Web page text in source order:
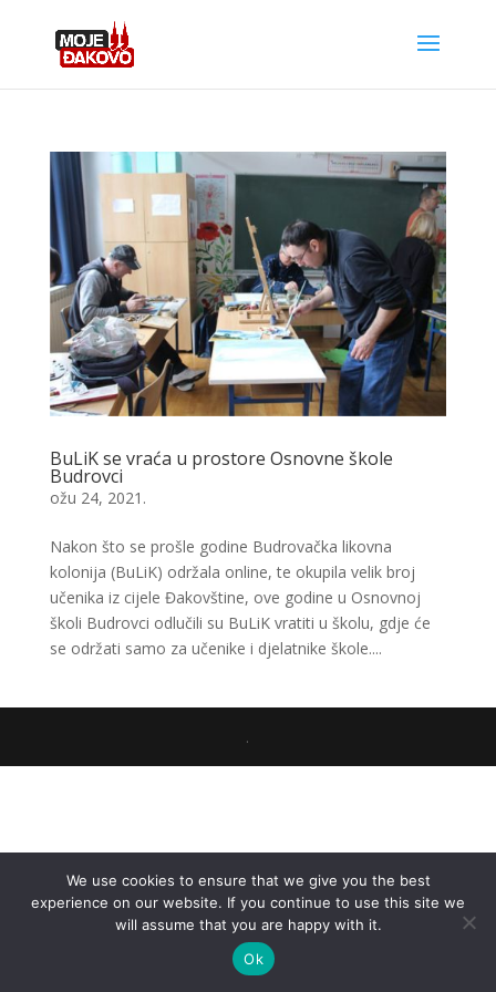
BuLiK se vraća u prostore Osnovne škole
Budrovci
ožu 24, 2021.
Nakon što se prošle godine Budrovačka likovna
kolonija (BuLiK) održala online, te okupila velik broj
učenika iz cijele Đakovštine, ove godine u Osnovnoj
školi Budrovci odlučili su BuLiK vratiti u školu, gdje će
se održati samo za učenike i djelatnike škole....
.
We use cookies to ensure that we give you the best
experience on our website. If you continue to use this site we
will assume that you are happy with it.
Ok